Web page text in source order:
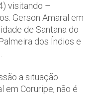
visitando –
Gerson Amaral em
de Santana do
dos Índios e
a situação
em Coruripe, não é